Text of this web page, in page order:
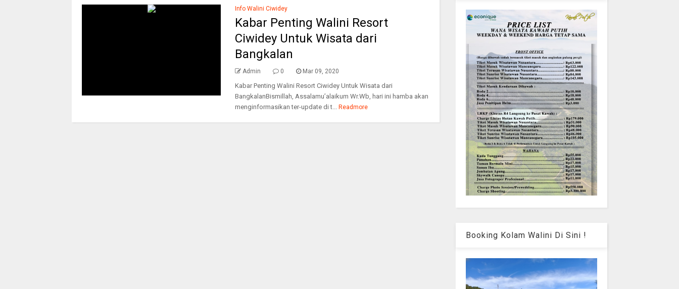
Info Walini Ciwidey
Kabar Penting Walini Resort
Ciwidey Untuk Wisata dari
Bangkalan
Admin 0 Mar 09, 2020
Kabar Penting Walini Resort Ciwidey Untuk Wisata dari
BangkalanBismillah, Assalamu’alaikum Wr.Wb, hari ini hamba akan
menginformasikan ter-update di t... Readmore
Booking Kolam Walini Di Sini !